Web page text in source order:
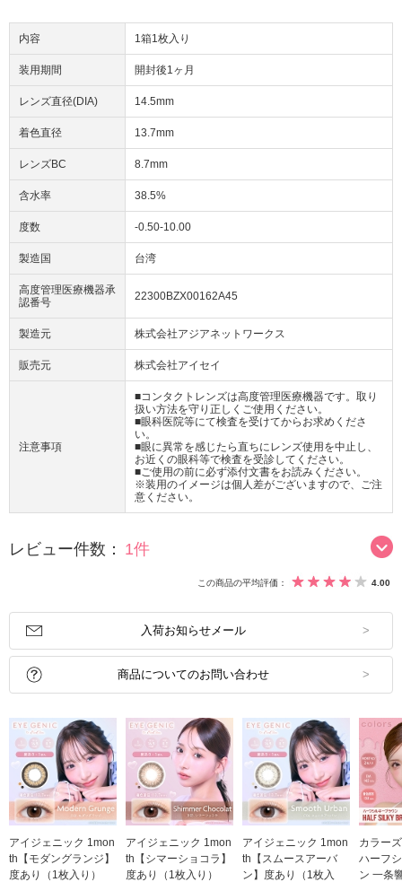
内容 1箱1枚入り
装用期間 開封後1ヶ月
レンズ直径(DIA) 14.5mm
着色直径 13.7mm
レンズBC 8.7mm
含水率 38.5%
度数 -0.50-10.00
製造国 台湾
高度管理医療機器承
認番号
22300BZX00162A45
製造元 株式会社アジアネットワークス
販売元 株式会社アイセイ
注意事項
■コンタクトレンズは高度管理医療機器です。取り
扱い方法を守り正しくご使用ください。
■眼科医院等にて検査を受けてからお求めくださ
い。
■眼に異常を感じたら直ちにレンズ使用を中止し、
お近くの眼科等で検査を受診してください。
■ご使用の前に必ず添付文書をお読みください。
※装用のイメージは個人差がございますので、ご注
意ください。
レビュー件数： 1件
この商品の平均評価： 4.00
入荷お知らせメール
商品についてのお問い合わせ
アイジェニック 1mon
th【モダングランジ】
度あり（1枚入り）
アイジェニック 1mon
th【シマーショコラ】
度あり（1枚入り）
アイジェニック 1mon
th【スムースアーバ
ン】度あり（1枚入
カラー
ハーフ
ン 一条